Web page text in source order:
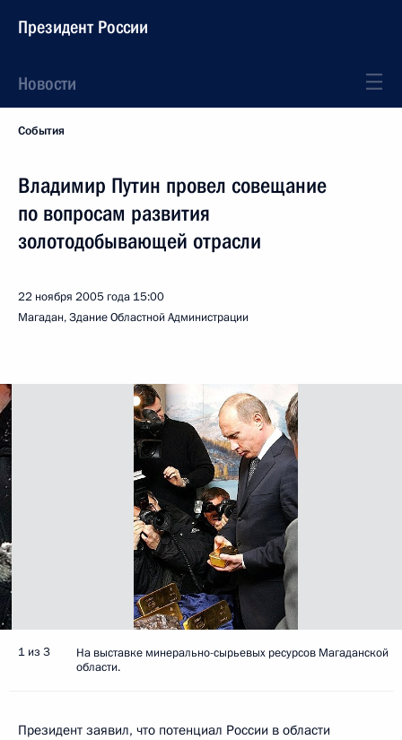
Президент России
Новости
События
Владимир Путин провел совещание
по вопросам развития
золотодобывающей отрасли
22 ноября 2005 года 15:00
Магадан, Здание Областной Администрации
1 из 3
На выставке минерально-сырьевых ресурсов Магаданской
области.
Президент заявил, что потенциал России в области